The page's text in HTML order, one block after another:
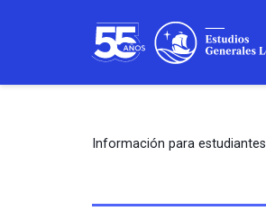
Información para estudiantes